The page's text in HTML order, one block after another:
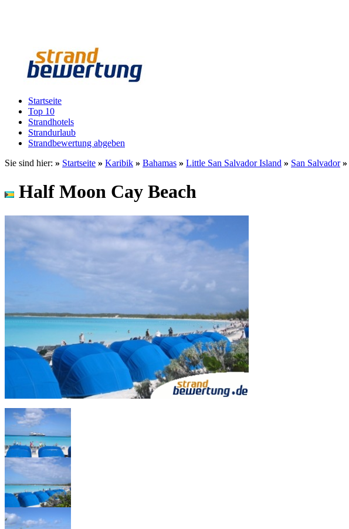
Startseite
Top 10
Strandhotels
Strandurlaub
Strandbewertung abgeben
Sie sind hier: » Startseite » Karibik » Bahamas » Little San Salvador Island » San Salvador »
Half Moon Cay Beach